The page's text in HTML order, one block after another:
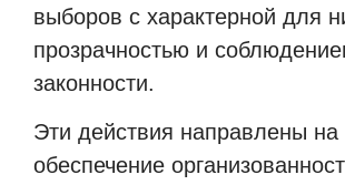
выборов с характерной для
прозрачностью и
законности.
Эти действия направлены на
обеспечение